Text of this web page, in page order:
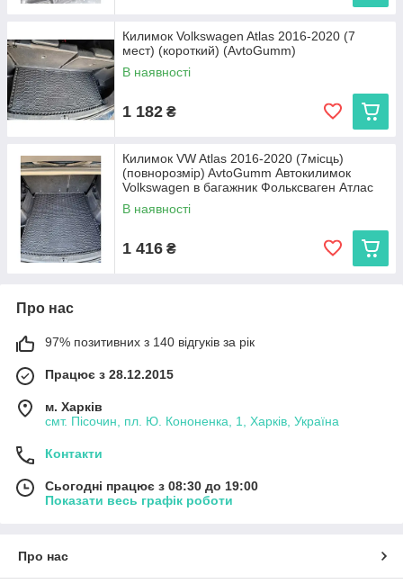
Volkswagen Atlas, та насолоджуйтеся чистотою і комфортом
на кожному кілометрі дороги!
Килимок Volkswagen Atlas 2016-2020 (7
мест) (короткий) (AvtoGumm)
В наявності
1 182 ₴
Килимок VW Atlas 2016-2020 (7місць)
(повнорозмір) AvtoGumm Автокилимок
Volkswagen в багажник Фольксваген Атлас
В наявності
1 416 ₴
Про нас
97% позитивних з 140 відгуків за рік
Працює з 28.12.2015
м. Харків
смт. Пісочин, пл. Ю. Кононенка, 1, Харків, Україна
Контакти
Сьогодні працює з 08:30 до 19:00
Показати весь графік роботи
Про нас